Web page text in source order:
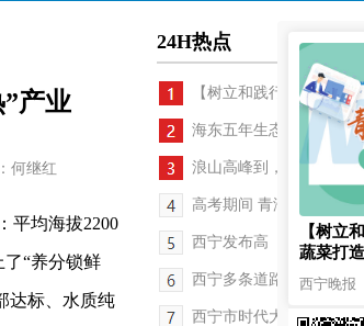
产业
何继红
平均海拔2200
“养分锁鲜
达标、水质纯
24H热点
【树立和践行正确政绩
海东五年生态答卷出炉
浪山高峰到，西宁消防
高考期间 青海大部地区降
西宁发布高（中）考期间
西宁多条道路恢复通行
西宁市时代大道与西塔高
【树立
蔬菜打
西宁晚报